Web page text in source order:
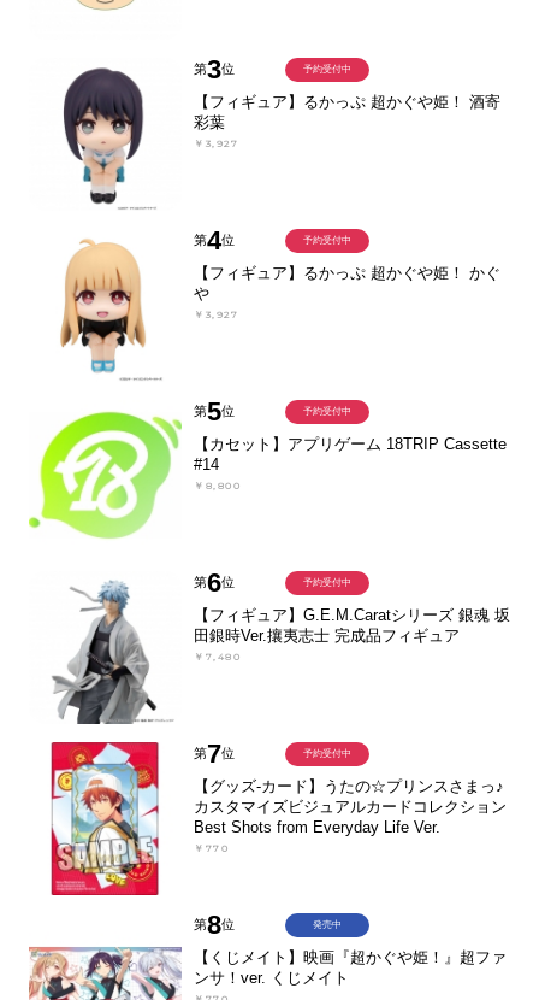
第3位
【フィギュア】るかっぷ 超かぐや姫！ 酒寄
彩葉
￥3,927
予約受付中
第4位
【フィギュア】るかっぷ 超かぐや姫！ かぐ
や
￥3,927
予約受付中
第5位
【カセット】アプリゲーム 18TRIP Cassette
#14
￥8,800
予約受付中
第6位
【フィギュア】G.E.M.Caratシリーズ 銀魂 坂
田銀時Ver.攘夷志士 完成品フィギュア
￥7,480
予約受付中
第7位
【グッズ-カード】うたの☆プリンスさまっ♪
カスタマイズビジュアルカードコレクション
Best Shots from Everyday Life Ver.
￥770
予約受付中
第8位
【くじメイト】映画『超かぐや姫！』超ファ
ンサ！ver. くじメイト
発売中